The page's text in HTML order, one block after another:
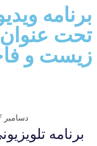
برنامه
تحت
زيست و
دسامبر 27, 2017
برنامه